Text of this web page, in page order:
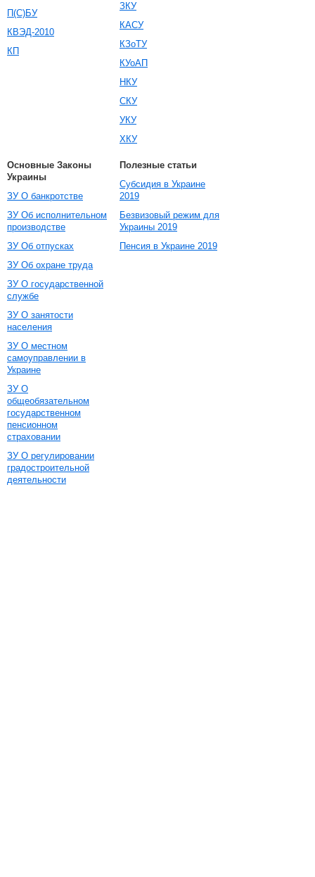
П(С)БУ
КВЭД-2010
КП
ЗКУ
КАСУ
КЗоТУ
КУоАП
НКУ
СКУ
УКУ
ХКУ
Основные Законы
Украины
ЗУ О банкротстве
ЗУ Об исполнительном
производстве
ЗУ Об отпусках
ЗУ Об охране труда
ЗУ О государственной
службе
ЗУ О занятости
населения
ЗУ О местном
самоуправлении в
Украине
ЗУ О
общеобязательном
государственном
пенсионном
страховании
ЗУ О регулировании
градостроительной
деятельности
Полезные статьи
Субсидия в Украине
2019
Безвизовый режим для
Украины 2019
Пенсия в Украине 2019